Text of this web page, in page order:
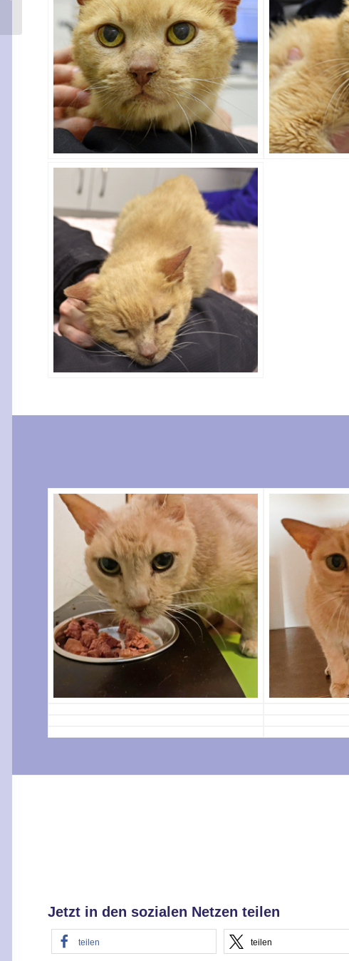
Jetzt in den sozialen Netzen teilen
teilen teilen